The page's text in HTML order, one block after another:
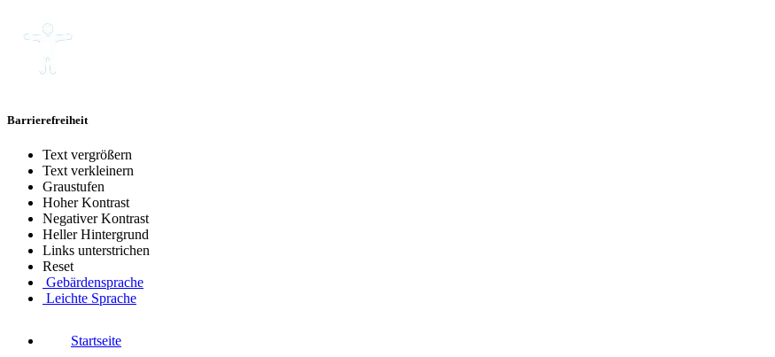
Barrierefreiheit
Text vergrößern
Text verkleinern
Graustufen
Hoher Kontrast
Negativer Kontrast
Heller Hintergrund
Links unterstrichen
Reset
Gebärdensprache
Leichte Sprache
Startseite